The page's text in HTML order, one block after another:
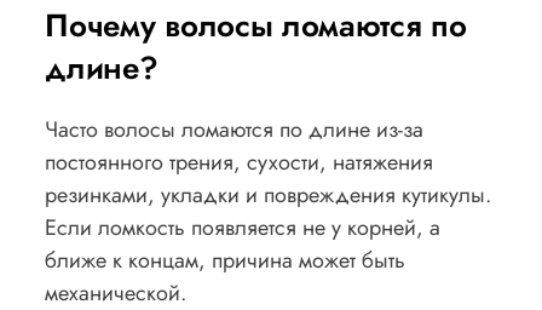
Почему волосы ломаются по
длине?
Часто волосы ломаются по длине из-за
постоянного трения, сухости, натяжения
резинками, укладки и повреждения кутикулы.
Если ломкость появляется не у корней, а
ближе к концам, причина может быть
механической.